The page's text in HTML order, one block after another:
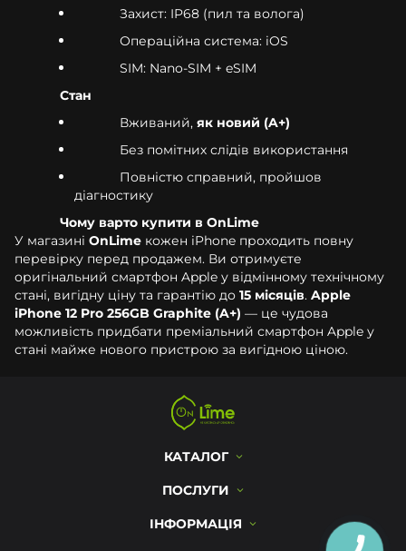
Захист: IP68 (пил та волога)
Операційна система: iOS
SIM: Nano-SIM + eSIM
Стан
Вживаний, як новий (A+)
Без помітних слідів використання
Повністю справний, пройшов
діагностику
Чому варто купити в OnLime
У магазині OnLime кожен iPhone проходить повну
перевірку перед продажем. Ви отримуєте
оригінальний смартфон Apple у відмінному технічному
стані, вигідну ціну та гарантію до 15 місяців. Apple
iPhone 12 Pro 256GB Graphite (A+) — це чудова
можливість придбати преміальний смартфон Apple у
стані майже нового пристрою за вигідною ціною.
КАТАЛОГ
ПОСЛУГИ
ІНФОРМАЦІЯ